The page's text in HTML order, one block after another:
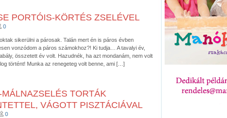
PORTÓIS-KÖRTÉS ZSELÉVEL
0
sikerülni a párosak. Talán mert én is páros évben
vonzódom a páros számokhoz?! Ki tudja… A tavalyi év,
összetett év volt. Hazudnék, ha azt mondanám, nem volt
történt! Munka az renegeteg volt benne, ami […]
TORTÁK
VÁGOTT PISZTÁCIÁVAL
0